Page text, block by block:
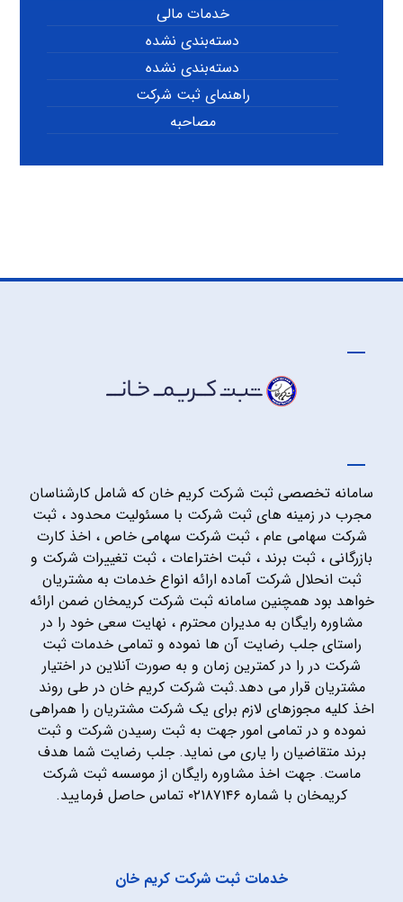
خدمات مالی
دسته‌بندی نشده
دسته‌بندی نشده
راهنمای ثبت شرکت
مصاحبه
سامانه تخصصی ثبت شرکت کریم خان که شامل کارشناسان
مجرب در زمینه های ثبت شرکت با مسئولیت محدود ، ثبت
شرکت سهامی عام ، ثبت شرکت سهامی خاص ، اخذ کارت
بازرگانی ، ثبت برند ، ثبت اختراعات ، ثبت تغییرات شرکت و
ثبت انحلال شرکت آماده ارائه انواع خدمات به مشتریان
خواهد بود همچنین سامانه ثبت شرکت کریمخان ضمن ارائه
مشاوره رایگان به مدیران محترم ، نهایت سعی خود را در
راستای جلب رضایت آن ها نموده و تمامی خدمات ثبت
شرکت در را در کمترین زمان و به صورت آنلاین در اختیار
مشتریان قرار می دهد.ثبت شرکت کریم خان در طی روند
اخذ کلیه مجوزهای لازم برای یک شرکت مشتریان را همراهی
نموده و در تمامی امور جهت به ثبت رسیدن شرکت و ثبت
برند متقاضیان را یاری می نماید. جلب رضایت شما هدف
ماست. جهت اخذ مشاوره رایگان از موسسه ثبت شرکت
کریمخان با شماره ۰۲۱۸۷۱۴۶ تماس حاصل فرمایید.
خدمات ثبت شرکت کریم خان